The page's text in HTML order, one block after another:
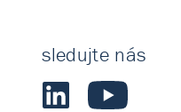
sledujte nás